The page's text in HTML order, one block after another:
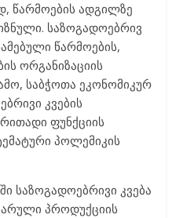
წარმოების ადგილზე
საზოგადოებრივ
წარმოების,
ორგანიზაციის
საბჭოთა ეკონომიკურ
კვების
ფუნქციის
პოლემიკის
საზოგადოებრივი კვება
პროდუქციის